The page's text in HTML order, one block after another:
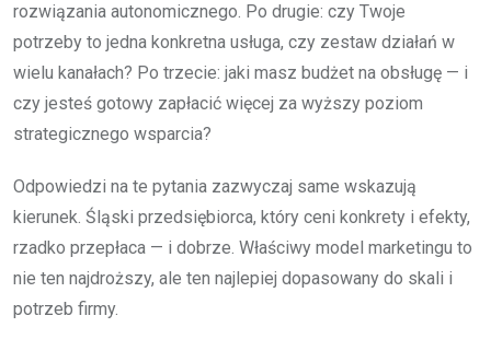
rozwiązania autonomicznego. Po drugie: czy Twoje
potrzeby to jedna konkretna usługa, czy zestaw działań w
wielu kanałach? Po trzecie: jaki masz budżet na obsługę — i
czy jesteś gotowy zapłacić więcej za wyższy poziom
strategicznego wsparcia?
Odpowiedzi na te pytania zazwyczaj same wskazują
kierunek. Śląski przedsiębiorca, który ceni konkrety i efekty,
rzadko przepłaca — i dobrze. Właściwy model marketingu to
nie ten najdroższy, ale ten najlepiej dopasowany do skali i
potrzeb firmy.